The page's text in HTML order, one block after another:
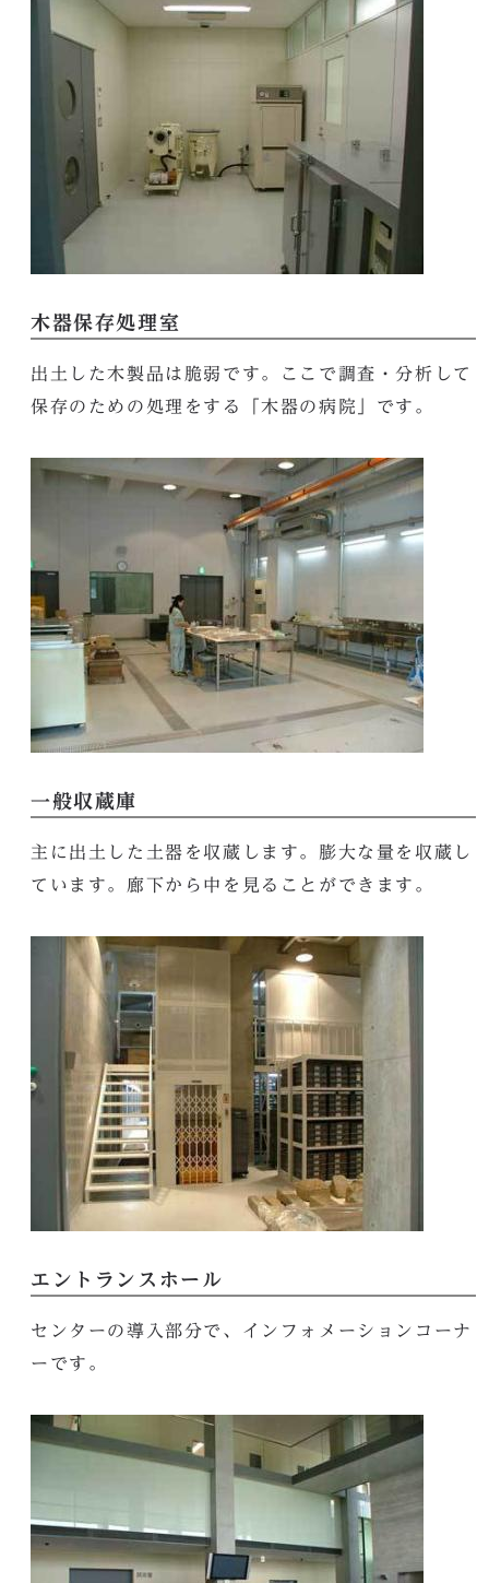
木器保存処理室
出土した木製品は脆弱です。ここで調査・分析して
保存のための処理をする「木器の病院」です。
一般収蔵庫
主に出土した土器を収蔵します。膨大な量を収蔵し
ています。廊下から中を見ることができます。
エントランスホール
センターの導入部分で、インフォメーションコーナ
ーです。